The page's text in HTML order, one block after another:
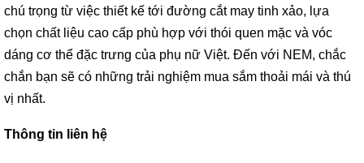
chú trọng từ việc thiết kế tới đường cắt may tinh xảo, lựa
chọn chất liệu cao cấp phù hợp với thói quen mặc và vóc
dáng cơ thể đặc trưng của phụ nữ Việt. Đến với NEM, chắc
chắn bạn sẽ có những trải nghiệm mua sắm thoải mái và thú
vị nhất.
Thông tin liên hệ